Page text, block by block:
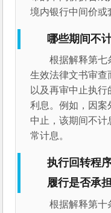
境内银行中间价或
哪些期间不
根据解释第七
生效法律文书审查
以及再审中止执
利息。例如，因案
中止，该期间不计
常计息。
执行回转程
履行是否承
根据解释第十